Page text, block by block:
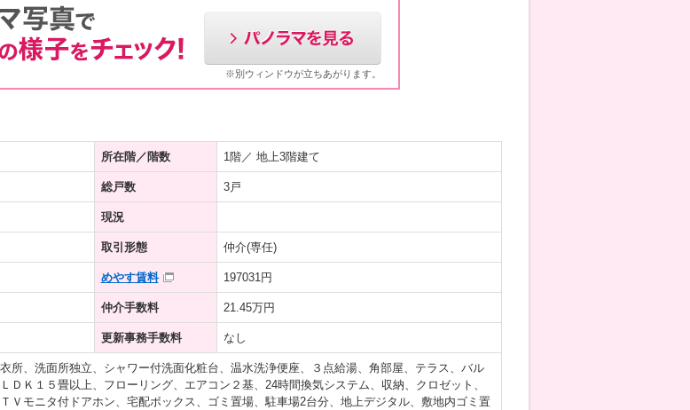
※別ウィンドウが立ちあがります。
所在階／階数 1階／ 地上3階建て
総戸数 3戸
現況
取引形態 仲介(専任)
めやす賃料 197031円
仲介手数料 21.45万円
更新事務手数料 なし
所、洗面所独立、シャワー付洗面化粧台、温水洗浄便座、３点給湯、角部屋、テラス、バル
ＤＫ１５畳以上、フローリング、エアコン２基、24時間換気システム、収納、クロゼット、
Ｖモニタ付ドアホン、宅配ボックス、ゴミ置場、駐車場2台分、地上デジタル、敷地内ゴミ置